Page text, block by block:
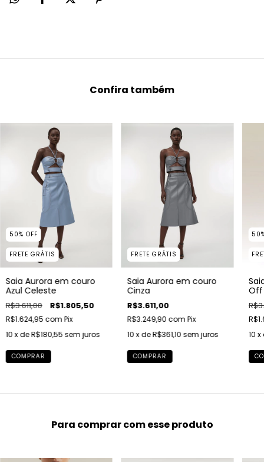
Confira também
50% OFF
FRETE GRÁTIS
Saia Aurora em couro
Azul Celeste
R$3.611,00 R$1.805,50
R$1.624,95 com Pix
10 x deR$180,55 sem juros
COMPRAR
FRETE GRÁTIS
Saia Aurora em couro
Cinza
R$3.611,00
R$3.249,90 com Pix
10 x deR$361,10 sem juros
COMPRAR
50
Off
10 x
Para comprar com esse produto